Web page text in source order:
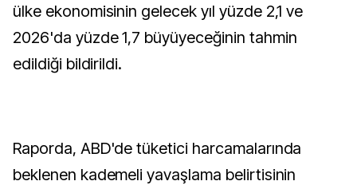
ülke ekonomisinin gelecek yıl yüzde 2,1 ve
2026'da yüzde 1,7 büyüyeceğinin tahmin
edildiği bildirildi.
Raporda, ABD'de tüketici harcamalarında
beklenen kademeli yavaşlama belirtisinin